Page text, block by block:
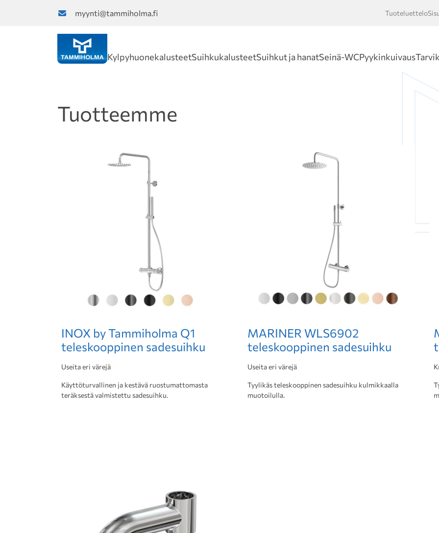
myynti@tammiholma.fi Tuoteluettelo
KylpyhuonekalusteetSuihkukalusteetSuihkut ja hanatSeinä-WCPyykinkuivaus
Tuotteemme
INOX by Tammiholma Q1
teleskooppinen sadesuihku
Useita eri värejä
Käyttöturvallinen ja kestävä ruostumattomasta
teräksestä valmistettu sadesuihku.
MARINER WLS6902
teleskooppinen sadesuihku
Useita eri värejä
Tyylikäs teleskooppinen sadesuihku kulmikkaalla
muotoilulla.